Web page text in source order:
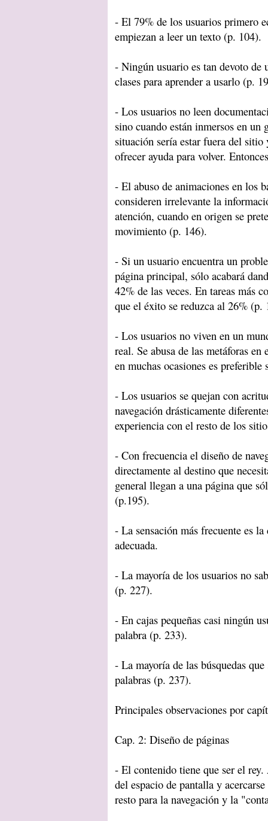
- El 79% de los usuarios primero
empiezan a leer un texto (p. 104).
- Ningún usuario es tan devoto de
clases para aprender a usarlo (p.
- Los usuarios no leen
sino cuando están inmersos en
situación sería estar fuera del sitio
ofrecer ayuda para volver.
- El abuso de animaciones en los
consideren irrelevante la
atención, cuando en origen se
movimiento (p. 146).
- Si un usuario encuentra un
página principal, sólo acabará
42% de las veces. En tareas más
que el éxito se reduzca al 26% (p.
- Los usuarios no viven en un
real. Se abusa de las metáforas
en muchas ocasiones es
- Los usuarios se quejan con
navegación drásticamente
experiencia con el resto de los
- Con frecuencia el diseño de
directamente al destino que
general llegan a una página que
(p.195).
- La sensación más frecuente es
adecuada.
- La mayoría de los usuarios no
(p. 227).
- En cajas pequeñas casi ningún
palabra (p. 233).
- La mayoría de las búsquedas
palabras (p. 237).
Principales observaciones por
Cap. 2: Diseño de páginas
- El contenido tiene que ser el
del espacio de pantalla y
resto para la navegación y la